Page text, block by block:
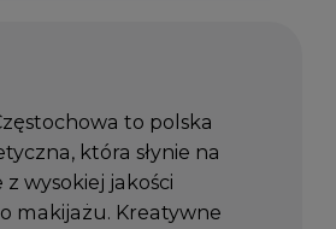
to polska
która słynie na
z wysokiej jakości
makijażu. Kreatywne